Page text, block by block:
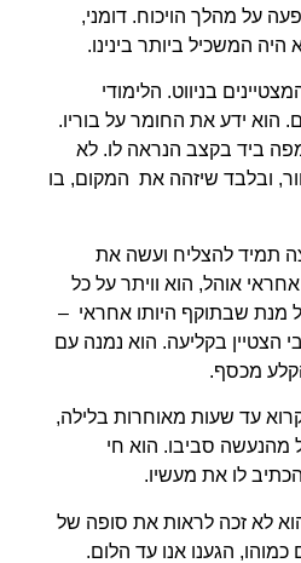
על מהלך הויכוח. דומני,
המשכיל ביותר בינינו.
בניווט. הלימודי
הוא ידע את החומר על בוריו.
מפה ביד בקצב הנראה לו. לא
ובלבד שיזהה את המקום, בו
תמיד להצליח ועשה את
אוהל, הוא וויתר על כל
מנת שבתוקף היותו אחראי –
הצטיין בקליעה. הוא נמנה עם
מכסף.
עד שעות מאוחרות בלילה,
מהנעשה סביבו. הוא חי
לו את מעשיו.
לא זכה לראות את סופה של
הגענו אנו עד הלום.